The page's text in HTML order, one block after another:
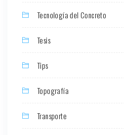
Tecnología del Concreto
Tesis
Tips
Topografía
Transporte